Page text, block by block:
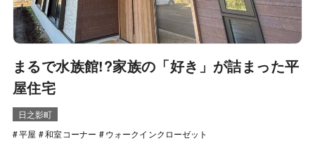
まるで水族館!?家族の「好き」が詰まった平
屋住宅
日之影町
平屋
和室コーナー ウォークインクローゼット